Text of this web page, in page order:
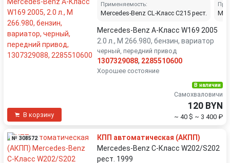
Применяемость:
Mercedes-Benz CL-Класс C215 рест.
Mercedes-Benz A-Класс W169 2005
2.0 л., M 266.980, бензин, вариатор
черный, передний привод
1307329088, 2285510600
Хорошее состояние
В корзину
В наличии
Самохваловичи
120 BYN
~ 40 $ ~ 3 400 ₽
№ 308572
КПП автоматическая (АКПП)
Mercedes-Benz C-Класс W202/S202
рест. 1999